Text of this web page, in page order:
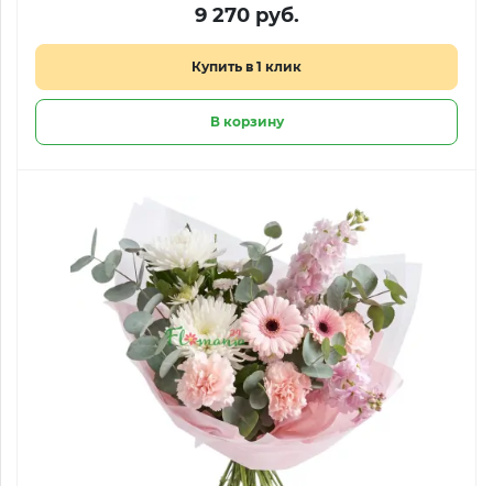
9 270 руб.
Купить в 1 клик
В корзину